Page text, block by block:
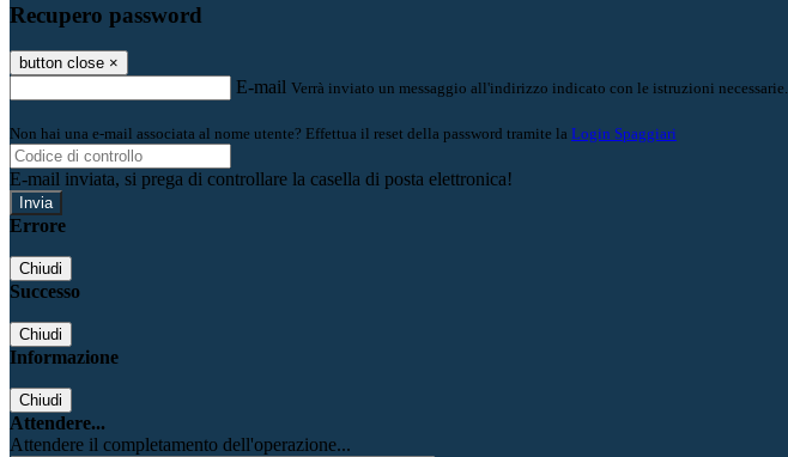
Recupero password
button close ×
E-mail Verrà inviato un messaggio all'indirizzo indicato con le istruzioni necessarie.
Non hai una e-mail associata al nome utente? Effettua il reset della password tramite la Login Spaggiari
E-mail inviata, si prega di controllare la casella di posta elettronica!
Errore
Chiudi
Successo
Chiudi
Informazione
Chiudi
Attendere...
Attendere il completamento dell'operazione...